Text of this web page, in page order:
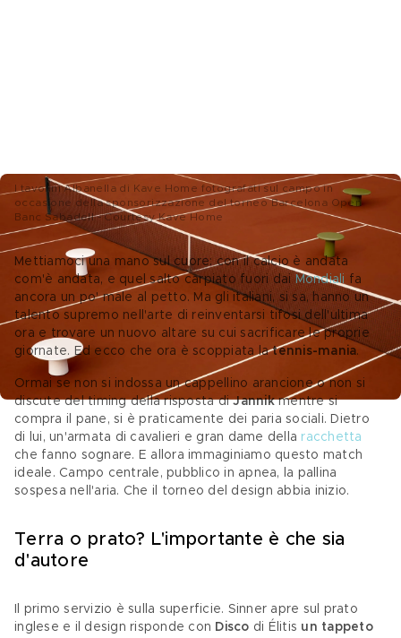
I tavolini Albanella di Kave Home fotografati sul campo in
occasione della sponsorizzazione del torneo Barcelona Open
Banc Sabadell - Courtesy Kave Home
Mettiamoci una mano sul cuore: con il calcio è andata
com'è andata, e quel salto carpiato fuori dai Mondiali fa
ancora un po' male al petto. Ma gli italiani, si sa, hanno un
talento supremo nell'arte di reinventarsi tifosi dell'ultima
ora e trovare un nuovo altare su cui sacrificare le proprie
giornate. Ed ecco che ora è scoppiata la tennis-mania.
Ormai se non si indossa un cappellino arancione o non si
discute del timing della risposta di Jannik mentre si
compra il pane, si è praticamente dei paria sociali. Dietro
di lui, un'armata di cavalieri e gran dame della racchetta
che fanno sognare. E allora immaginiamo questo match
ideale. Campo centrale, pubblico in apnea, la pallina
sospesa nell'aria. Che il torneo del design abbia inizio.
Terra o prato? L'importante è che sia
d'autore
Il primo servizio è sulla superficie. Sinner apre sul prato
inglese e il design risponde con Disco di Élitis un tappeto